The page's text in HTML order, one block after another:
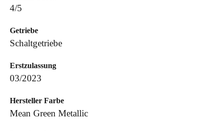
4/5
Getriebe
Schaltgetriebe
Erstzulassung
03/2023
Hersteller Farbe
Mean Green Metallic